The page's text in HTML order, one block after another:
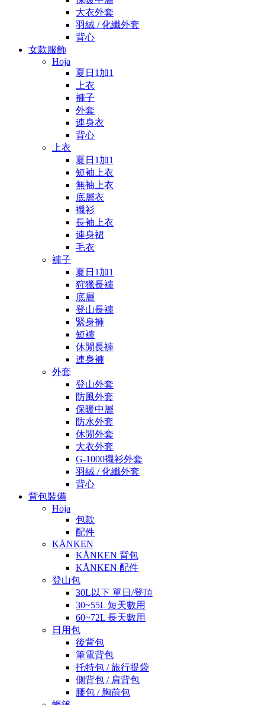
大衣外套
羽絨 / 化纖外套
背心
女款服飾
Hoja
夏日1加1
上衣
褲子
外套
連身衣
背心
上衣
夏日1加1
短袖上衣
無袖上衣
底層衣
襯衫
長袖上衣
連身裙
毛衣
褲子
夏日1加1
狩獵長褲
底層
登山長褲
緊身褲
短褲
休閒長褲
連身褲
外套
登山外套
防風外套
保暖中層
防水外套
休閒外套
大衣外套
G-1000襯衫外套
羽絨 / 化纖外套
背心
背包裝備
Hoja
包款
配件
KÅNKEN
KÅNKEN 背包
KÅNKEN 配件
登山包
30L以下 單日/登頂
30~55L 短天數用
60~72L 長天數用
日用包
後背包
筆電背包
托特包 / 旅行提袋
側背包 / 肩背包
腰包 / 胸前包